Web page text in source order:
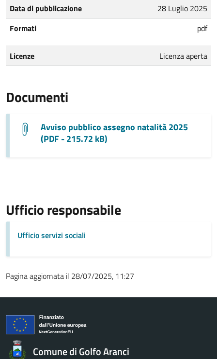
Data di pubblicazione
28 Luglio 2025
Formati
pdf
Licenze Licenza aperta
Documenti
Avviso pubblico assegno natalità 2025
(PDF - 215.72 kB)
Ufficio responsabile
Ufficio servizi sociali
Pagina aggiornata il 28/07/2025, 11:27
Comune di Golfo Aranci